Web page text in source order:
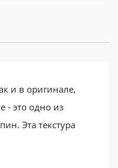
и в оригинале,
- это одно из
Эта текстура